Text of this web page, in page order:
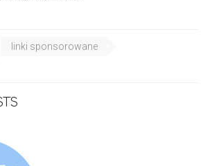
linki sponsorowane